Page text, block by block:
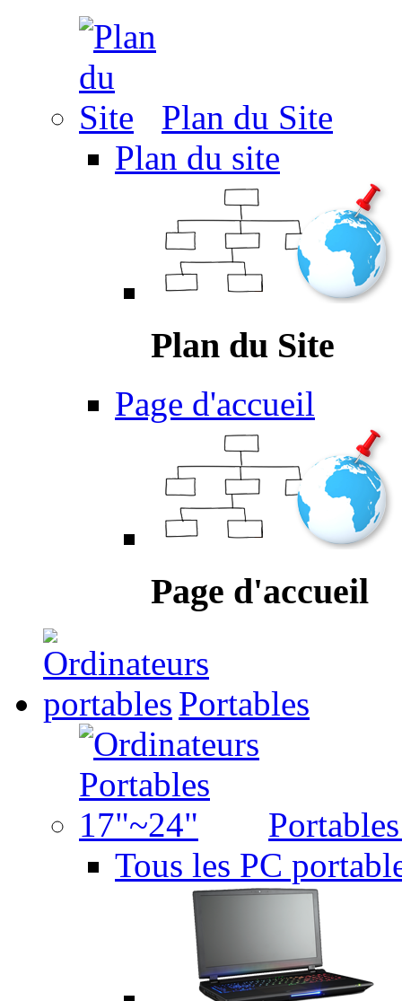
Plan du Site
Plan du site
Plan du Site
Page d'accueil
Page d'accueil
Portables
Tous les PC